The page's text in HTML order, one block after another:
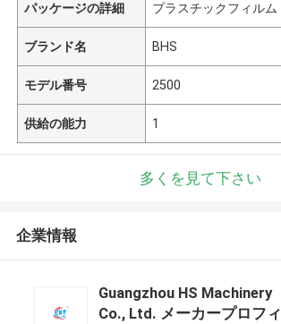
パッケージの詳細 プラスチックフィルム
ブランド名 BHS
モデル番号 2500
供給の能力 1
多くを見て下さい
企業情報
Guangzhou HS Machinery
Co., Ltd. メーカープロフィ